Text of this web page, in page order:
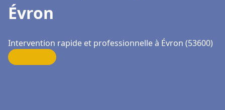
Évron
Intervention rapide et professionnelle à Évron (53600)